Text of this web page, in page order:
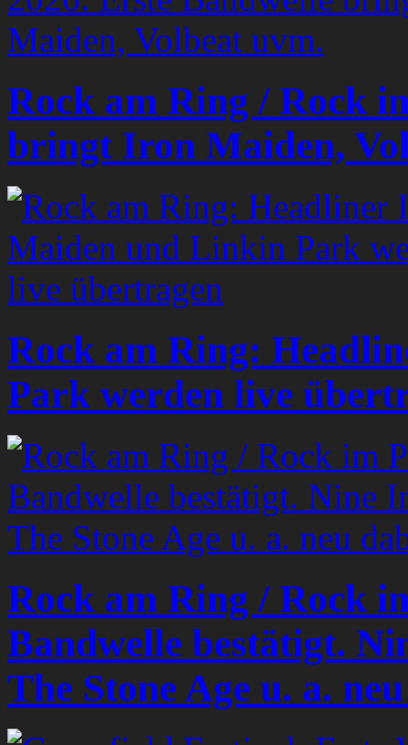
Rock am Ring / Rock
bringt Iron Maiden,
Rock am Ring:
Park werden live
Rock am Ring / Rock
Bandwelle bestätigt.
The Stone Age u. a.